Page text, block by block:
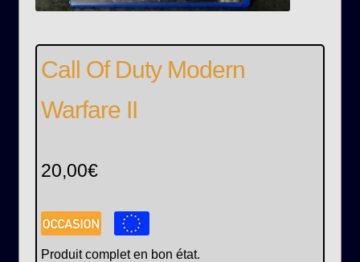
Call Of Duty Modern
Warfare II
20,00€
Produit complet en bon état.